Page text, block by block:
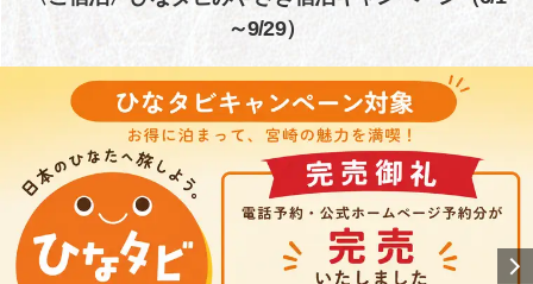
～9/29）